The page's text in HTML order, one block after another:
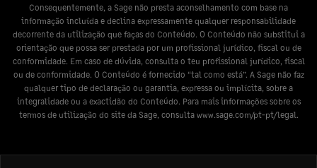
Consequentemente, a Sage não presta aconselhamento com base na
informação incluída e declina expressamente qualquer responsabilidade
decorrente da utilização que faças do Conteúdo. O Conteúdo não substitui a
orientação que possa ser prestada por um profissional jurídico, fiscal ou de
conformidade. Em caso de dúvida, consulta o teu profissional jurídico, fiscal
ou de conformidade. O Conteúdo é fornecido “tal como está”. A Sage não faz
qualquer tipo de declaração ou garantia, expressa ou implícita, sobre a
integralidade ou a exactidão do Conteúdo. Para mais informações sobre os
termos de utilização do site da Sage, consulta www.sage.com/pt-pt/legal.